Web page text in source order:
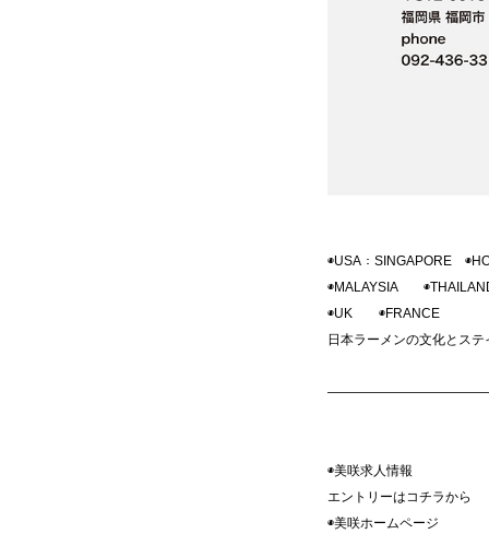
◉USA：SINGAPORE
◉MALAYSIA
◉UK ◉FRANCE
日本ラーメンの文化とス
◉美咲求人情報
エントリーはコチラ
◉美咲ホームペ